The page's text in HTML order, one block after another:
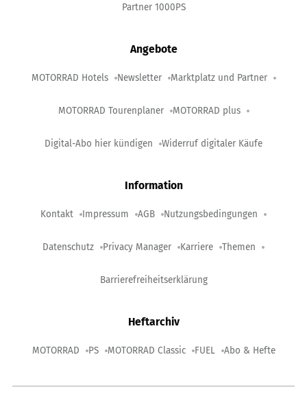
Partner 1000PS
Angebote
MOTORRAD Hotels Newsletter Marktplatz und Partner
MOTORRAD Tourenplaner MOTORRAD plus
Digital-Abo hier kündigen Widerruf digitaler Käufe
Information
Kontakt Impressum AGB Nutzungsbedingungen
Datenschutz Privacy Manager Karriere Themen
Barrierefreiheitserklärung
Heftarchiv
MOTORRAD PS MOTORRAD Classic FUEL Abo & Hefte